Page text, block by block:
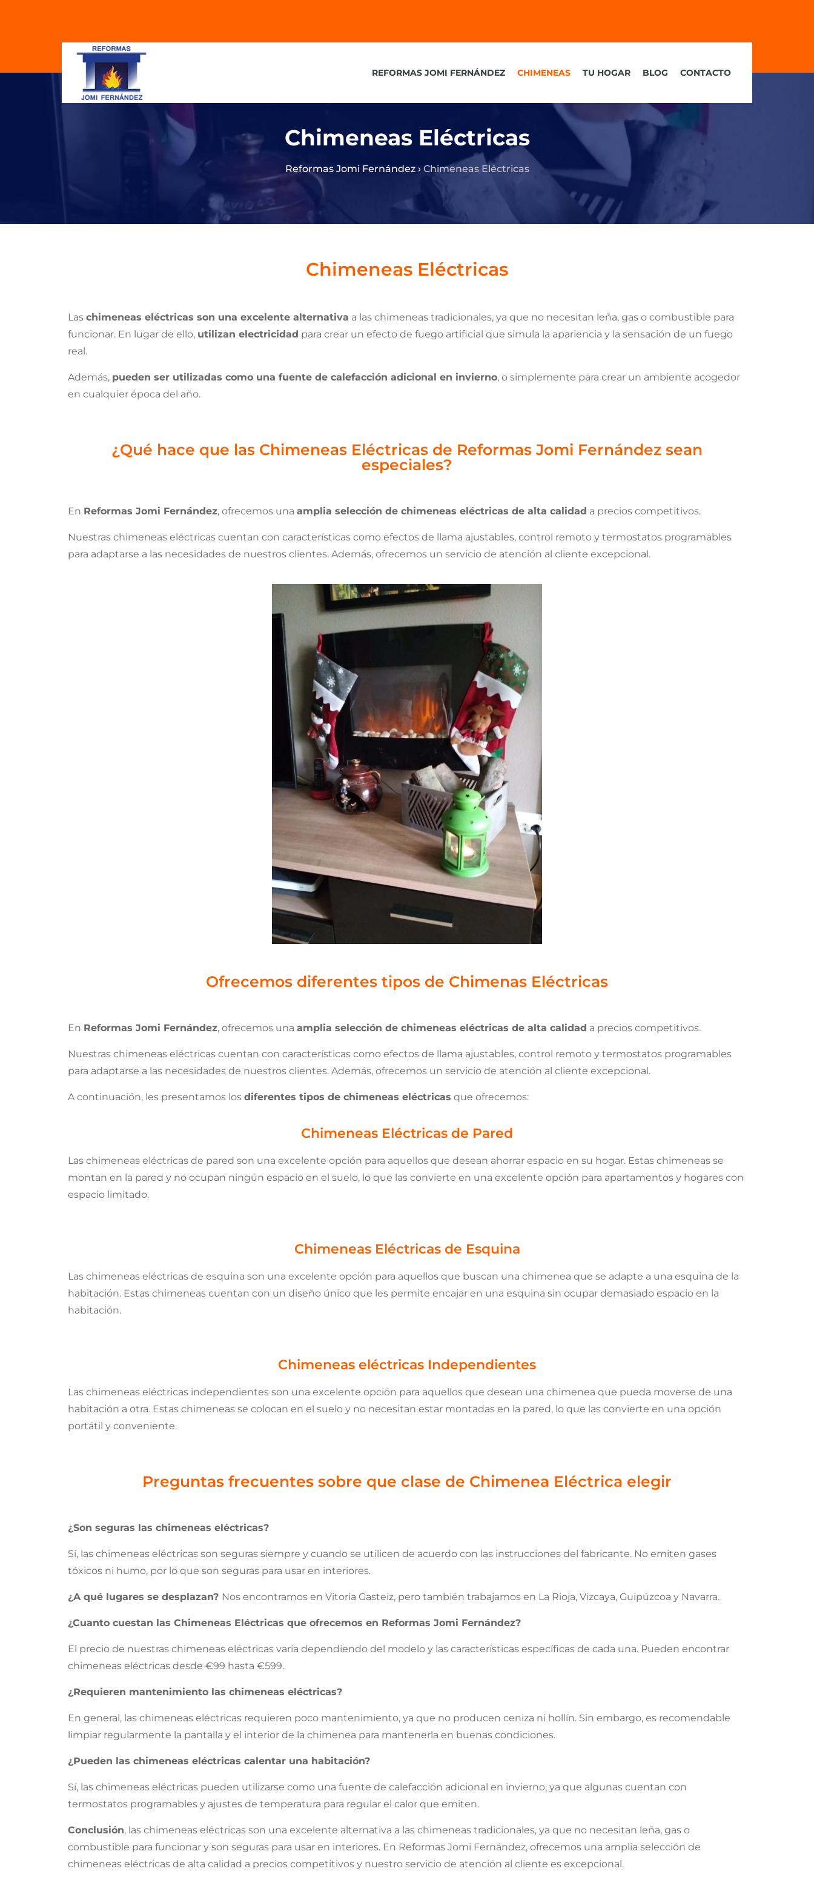
REFORMAS JOMI FERNÁNDEZ CHIMENEAS TU HOGAR BLOG CONTACTO
Chimeneas Eléctricas
Reformas Jomi Fernández› Chimeneas Eléctricas
Chimeneas Eléctricas
Las chimeneas eléctricas son una excelente alternativa a las chimeneas tradicionales, ya que no necesitan leña, gas o combustible para
funcionar. En lugar de ello, utilizan electricidad para crear un efecto de fuego artificial que simula la apariencia y la sensación de un fuego
real.
Además, pueden ser utilizadas como una fuente de calefacción adicional en invierno, o simplemente para crear un ambiente acogedor
en cualquier época del año.
¿Qué hace que las Chimeneas Eléctricas de Reformas Jomi Fernández sean
especiales?
En Reformas Jomi Fernández, ofrecemos una amplia selección de chimeneas eléctricas de alta calidad a precios competitivos.
Nuestras chimeneas eléctricas cuentan con características como efectos de llama ajustables, control remoto y termostatos programables
para adaptarse a las necesidades de nuestros clientes. Además, ofrecemos un servicio de atención al cliente excepcional.
Ofrecemos diferentes tipos de Chimenas Eléctricas
En Reformas Jomi Fernández, ofrecemos una amplia selección de chimeneas eléctricas de alta calidad a precios competitivos.
Nuestras chimeneas eléctricas cuentan con características como efectos de llama ajustables, control remoto y termostatos programables
para adaptarse a las necesidades de nuestros clientes. Además, ofrecemos un servicio de atención al cliente excepcional.
A continuación, les presentamos los diferentes tipos de chimeneas eléctricas que ofrecemos:
Chimeneas Eléctricas de Pared
Las chimeneas eléctricas de pared son una excelente opción para aquellos que desean ahorrar espacio en su hogar. Estas chimeneas se
montan en la pared y no ocupan ningún espacio en el suelo, lo que las convierte en una excelente opción para apartamentos y hogares con
espacio limitado.
Chimeneas Eléctricas de Esquina
Las chimeneas eléctricas de esquina son una excelente opción para aquellos que buscan una chimenea que se adapte a una esquina de la
habitación. Estas chimeneas cuentan con un diseño único que les permite encajar en una esquina sin ocupar demasiado espacio en la
habitación.
Chimeneas eléctricas Independientes
Las chimeneas eléctricas independientes son una excelente opción para aquellos que desean una chimenea que pueda moverse de una
habitación a otra. Estas chimeneas se colocan en el suelo y no necesitan estar montadas en la pared, lo que las convierte en una opción
portátil y conveniente.
Preguntas frecuentes sobre que clase de Chimenea Eléctrica elegir
¿Son seguras las chimeneas eléctricas?
Sí, las chimeneas eléctricas son seguras siempre y cuando se utilicen de acuerdo con las instrucciones del fabricante. No emiten gases
tóxicos ni humo, por lo que son seguras para usar en interiores.
¿A qué lugares se desplazan? Nos encontramos en Vitoria Gasteiz, pero también trabajamos en La Rioja, Vizcaya, Guipúzcoa y Navarra.
¿Cuanto cuestan las Chimeneas Eléctricas que ofrecemos en Reformas Jomi Fernández?
El precio de nuestras chimeneas eléctricas varía dependiendo del modelo y las características específicas de cada una. Pueden encontrar
chimeneas eléctricas desde €99 hasta €599.
¿Requieren mantenimiento las chimeneas eléctricas?
En general, las chimeneas eléctricas requieren poco mantenimiento, ya que no producen ceniza ni hollín. Sin embargo, es recomendable
limpiar regularmente la pantalla y el interior de la chimenea para mantenerla en buenas condiciones.
¿Pueden las chimeneas eléctricas calentar una habitación?
Sí, las chimeneas eléctricas pueden utilizarse como una fuente de calefacción adicional en invierno, ya que algunas cuentan con
termostatos programables y ajustes de temperatura para regular el calor que emiten.
Conclusión, las chimeneas eléctricas son una excelente alternativa a las chimeneas tradicionales, ya que no necesitan leña, gas o
combustible para funcionar y son seguras para usar en interiores. En Reformas Jomi Fernández, ofrecemos una amplia selección de
chimeneas eléctricas de alta calidad a precios competitivos y nuestro servicio de atención al cliente es excepcional.